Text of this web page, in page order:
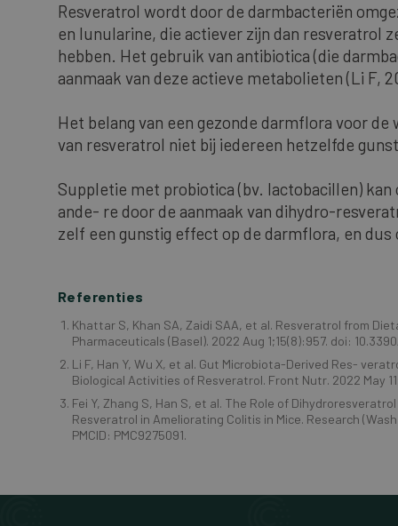
Resveratrol wordt door de darmbacteriën
en lunularine, die actiever zijn dan resveratrol
hebben. Het gebruik van antibiotica (die
aanmaak van deze actieve metabolieten (Li F,
Het belang van een gezonde darmflora voor
van resveratrol niet bij iedereen hetzelfde
Suppletie met probiotica (bv. lactobacillen)
ande- re door de aanmaak van dihydro-
zelf een gunstig effect op de darmflora, en dus
Referenties
Khattar S, Khan SA, Zaidi SAA, et al. Resveratrol from
Pharmaceuticals (Basel). 2022 Aug 1;15(8):957. doi:
Li F, Han Y, Wu X, et al. Gut Microbiota-Derived Res-
Biological Activities of Resveratrol. Front Nutr. 2022 May
Fei Y, Zhang S, Han S, et al. The Role of
Resveratrol in Ameliorating Colitis in Mice. Research
PMCID: PMC9275091.